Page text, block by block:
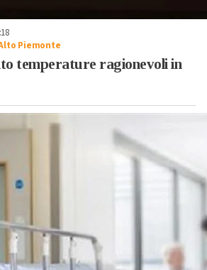
Piemonte
temperature ragionevoli in